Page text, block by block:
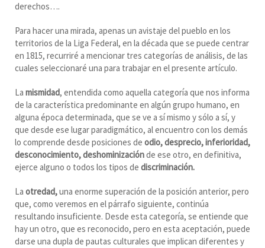
derechos….
Para hacer una mirada, apenas un avistaje del pueblo en los
territorios de la Liga Federal, en la década que se puede centrar
en 1815, recurriré a mencionar tres categorías de análisis, de las
cuales seleccionaré una para trabajar en el presente artículo.
La mismidad, entendida como aquella categoría que nos informa
de la característica predominante en algún grupo humano, en
alguna época determinada, que se ve a sí mismo y sólo a sí, y
que desde ese lugar paradigmático, al encuentro con los demás
lo comprende desde posiciones de odio, desprecio, inferioridad,
desconocimiento, deshominizaciónde ese otro, en definitiva,
ejerce alguno o todos los tipos de discriminación.
La otredad,una enorme superación de la posición anterior, pero
que, como veremos en el párrafo siguiente, continúa
resultando insuficiente. Desde esta categoría, se entiende que
hay un otro, que es reconocido, pero en esta aceptación, puede
darse una dupla de pautas culturales que implican diferentes y